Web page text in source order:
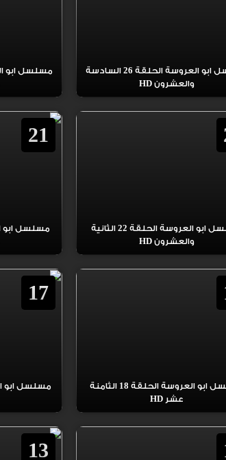
مسلسل ابو العروسة الحلقة 26 السادسة
والعشرون HD
مسلسل ابو العروسة الحلقة 22 الثانية
والعشرون HD
21
مسلسل ابو العروسة الحلقة 18 الثامنة
عشر HD
17
13